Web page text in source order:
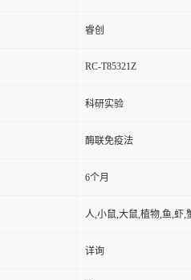
睿创
RC-T85321Z
科研实验
酶联免疫法
6个月
人,小鼠,大鼠,植物,鱼,虾,
详询